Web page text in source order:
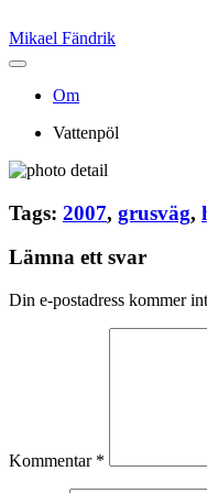
Mikael Fändrik
Om
Vattenpöl
Tags: 2007, grusväg,
Lämna ett svar
Din e-postadress kommer
Kommentar *